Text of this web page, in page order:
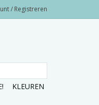
/ Registreren
KLEUREN